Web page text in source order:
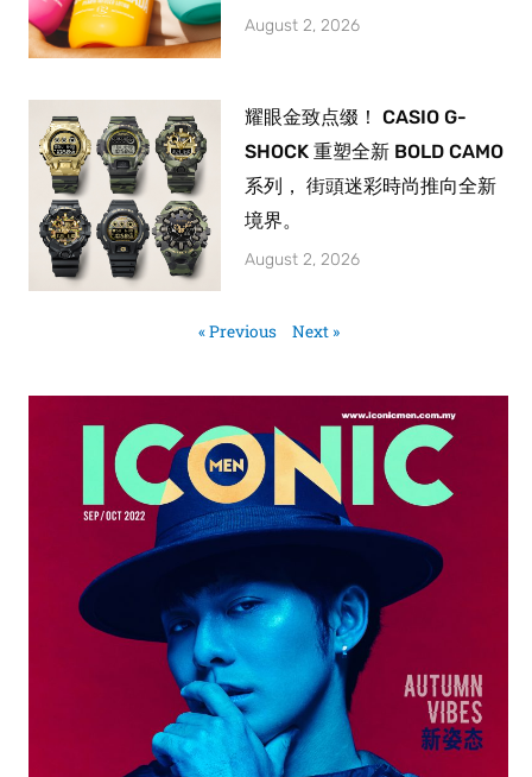
August 2, 2026
耀眼金致点缀！ CASIO G-
SHOCK 重塑全新 BOLD CAMO
系列， 街頭迷彩時尚推向全新
境界。
August 2, 2026
« Previous Next »